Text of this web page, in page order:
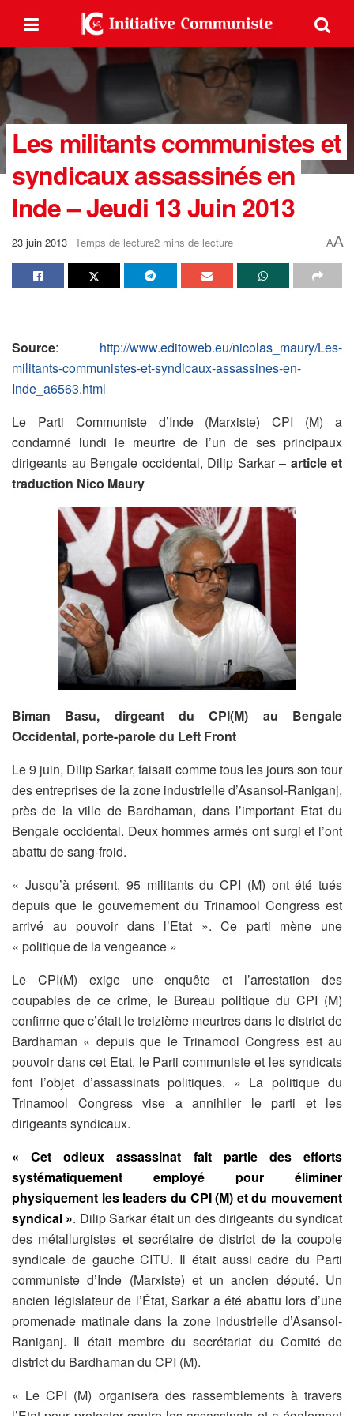
Les militants communistes et
syndicaux assassinés en
Inde – Jeudi 13 Juin 2013
23 juin 2013 Temps de lecture2 mins de lecture AA
Source: http://www.editoweb.eu/nicolas_maury/Les-
militants-communistes-et-syndicaux-assassines-en-
Inde_a6563.html
Le Parti Communiste d’Inde (Marxiste) CPI (M) a
condamné lundi le meurtre de l’un de ses principaux
dirigeants au Bengale occidental, Dilip Sarkar – article et
traduction Nico Maury
Biman Basu, dirgeant du CPI(M) au Bengale
Occidental, porte-parole du Left Front
Le 9 juin, Dilip Sarkar, faisait comme tous les jours son tour
des entreprises de la zone industrielle d’Asansol-Raniganj,
près de la ville de Bardhaman, dans l’important Etat du
Bengale occidental. Deux hommes armés ont surgi et l’ont
abattu de sang-froid.
« Jusqu’à présent, 95 militants du CPI (M) ont été tués
depuis que le gouvernement du Trinamool Congress est
arrivé au pouvoir dans l’Etat ». Ce parti mène une
« politique de la vengeance »
Le CPI(M) exige une enquête et l’arrestation des
coupables de ce crime, le Bureau politique du CPI (M)
confirme que c’était le treizième meurtres dans le district de
Bardhaman « depuis que le Trinamool Congress est au
pouvoir dans cet Etat, le Parti communiste et les syndicats
font l’objet d’assassinats politiques. » La politique du
Trinamool Congress vise a annihiler le parti et les
dirigeants syndicaux.
« Cet odieux assassinat fait partie des efforts
systématiquement employé pour éliminer
physiquement les leaders du CPI (M) et du mouvement
syndical ». Dilip Sarkar était un des dirigeants du syndicat
des métallurgistes et secrétaire de district de la coupole
syndicale de gauche CITU. Il était aussi cadre du Parti
communiste d’Inde (Marxiste) et un ancien député. Un
ancien législateur de l’État, Sarkar a été abattu lors d’une
promenade matinale dans la zone industrielle d’Asansol-
Raniganj. Il était membre du secrétariat du Comité de
district du Bardhaman du CPI (M).
« Le CPI (M) organisera des rassemblements à travers